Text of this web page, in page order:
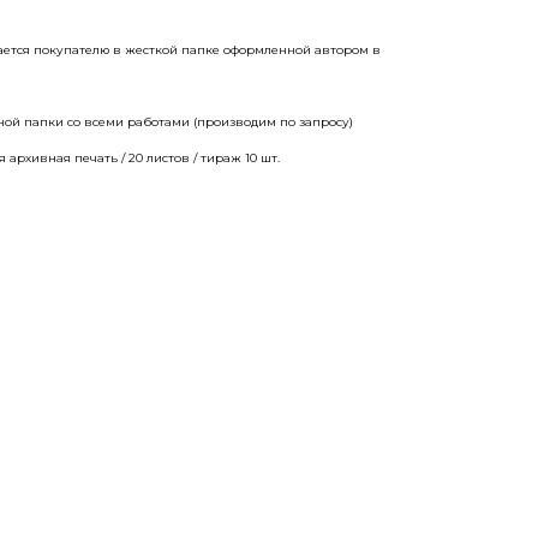
покупателю в жесткой папке оформленной автором в
папки со всеми работами (производим по запросу)
печать / 20 листов / тираж 10 шт.